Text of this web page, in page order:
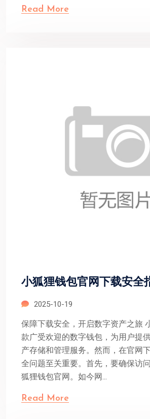
Read More
小狐狸钱包官网下载安全
2025-10-19
保障下载安全，开启数字资产之旅
款广受欢迎的数字钱包，为用户提
产存储和管理服务。然而，在官网
全问题至关重要。首先，要确保访
狐狸钱包官网。如今网...
Read More